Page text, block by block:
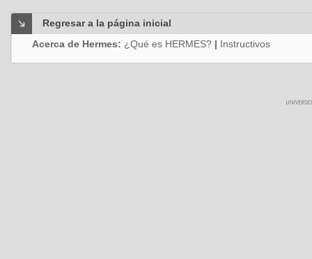
Regresar a la página inicial
Acerca de Hermes: ¿Qué es HERMES? | Instructivos